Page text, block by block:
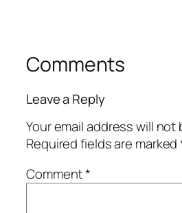
Comments
Leave a Reply
Your email address will not
Required fields are marked
Comment*